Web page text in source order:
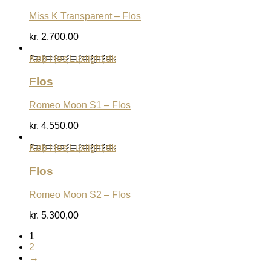
Miss K Transparent – Flos
kr. 2.700,00
Køb Hos Luxlight.dk
Flos
Romeo Moon S1 – Flos
kr. 4.550,00
Køb Hos Luxlight.dk
Flos
Romeo Moon S2 – Flos
kr. 5.300,00
1
2
→